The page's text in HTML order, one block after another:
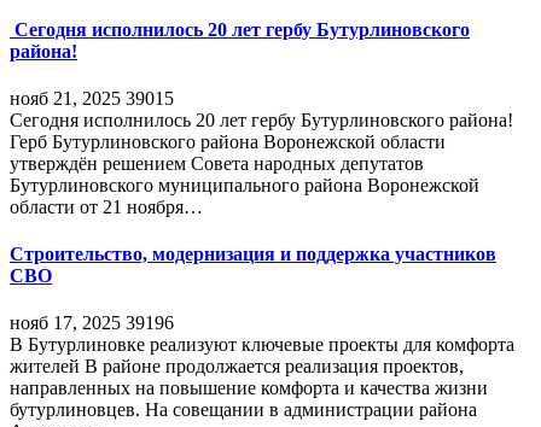
Сегодня исполнилось 20 лет гербу Бутурлиновского
района!
нояб 21, 2025 39015
Сегодня исполнилось 20 лет гербу Бутурлиновского района!
Герб Бутурлиновского района Воронежской области
утверждён решением Совета народных депутатов
Бутурлиновского муниципального района Воронежской
области от 21 ноября…
Строительство, модернизация и поддержка участников
СВО
нояб 17, 2025 39196
В Бутурлиновке реализуют ключевые проекты для комфорта
жителей В районе продолжается реализация проектов,
направленных на повышение комфорта и качества жизни
бутурлиновцев. На совещании в администрации района